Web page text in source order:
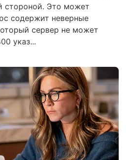
стороной. Это может
содержит неверные
сервер не может
указ...